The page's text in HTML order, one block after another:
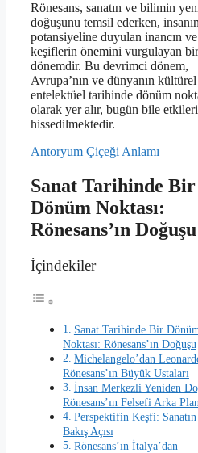
Rönesans, sanatın ve bilimin
doğuşunu temsil ederken, insanın
potansiyeline duyulan inancın ve
keşiflerin önemini vurgulayan bir
dönemdir. Bu devrimci dönem,
Avrupa’nın ve dünyanın
entelektüel tarihinde dönüm
olarak yer alır, bugün bile etkileri
hissedilmektedir.
Antoryum Çiçeği Anlamı
Sanat Tarihinde Bir
Dönüm Noktası:
Rönesans’ın Doğuşu
İçindekiler
Sanat Tarihinde Bir
Noktası: Rönesans’ın Doğuşu
Michelangelo’dan
Rönesans’ın Büyük Ustaları
İnsan Merkezli Yeniden
Rönesans’ın Felsefi Arka
Perspektifin Keşfi:
Bakış Açısı
Rönesans’ın İtalya’dan